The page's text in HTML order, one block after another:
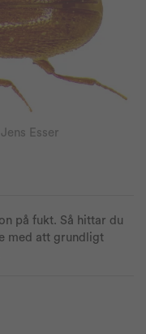
Jens Esser
på fukt. Så hittar du
med att grundligt